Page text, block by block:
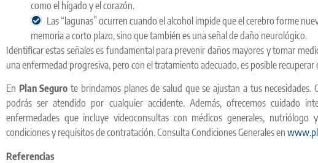
como el hígado y el corazón.
Las “lagunas” ocurren cuando el alcohol impide que el cerebro forme
memoria a corto plazo, sino que también es una señal de daño neurológico.
Identificar estas señales es fundamental para prevenir daños mayores y tomar
una enfermedad progresiva, pero con el tratamiento adecuado, es posible
En Plan Seguro te brindamos planes de salud que se ajustan a tus
podrás ser atendido por cualquier accidente. Además, ofrecemos cuidado
enfermedades que incluye videoconsultas con médicos generales, nutriólogo
condiciones y requisitos de contratación. Consulta Condiciones Generales en
Referencias